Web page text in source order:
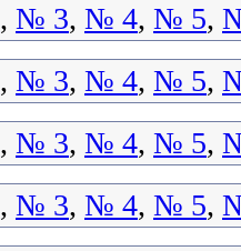
, № 3, № 4, № 5,
, № 3, № 4, № 5,
, № 3, № 4, № 5,
, № 3, № 4, № 5,